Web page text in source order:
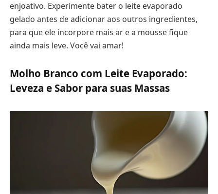
enjoativo. Experimente bater o leite evaporado
gelado antes de adicionar aos outros ingredientes,
para que ele incorpore mais ar e a mousse fique
ainda mais leve. Você vai amar!
Molho Branco com Leite Evaporado:
Leveza e Sabor para suas Massas